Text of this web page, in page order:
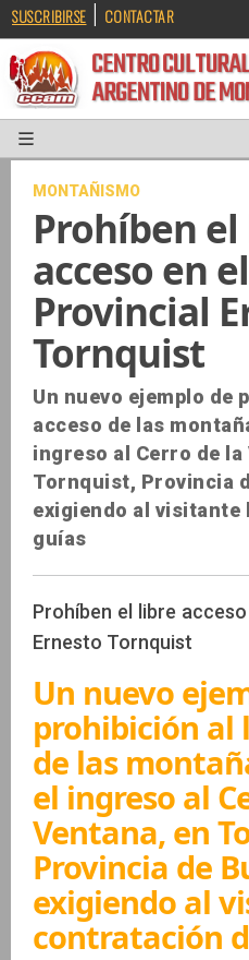
SUSCRIBIRSE | CONTACTAR
CENTRO
ARGENTINO DE
MONTAÑISMO
Prohíben
acceso en
Provincial
Tornquist
Un nuevo ejemplo de
acceso de las
ingreso al Cerro de la
Tornquist, Provincia
exigiendo al visitante
guías
Prohíben el libre
Ernesto Tornquist
Un nuevo
prohibición al
de las
el ingreso al
Ventana, en
Provincia de
exigiendo al
contratación